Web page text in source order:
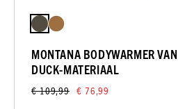
MONTANA BODYWARMER VAN
DUCK-MATERIAAL
€ 109,99 € 76,99